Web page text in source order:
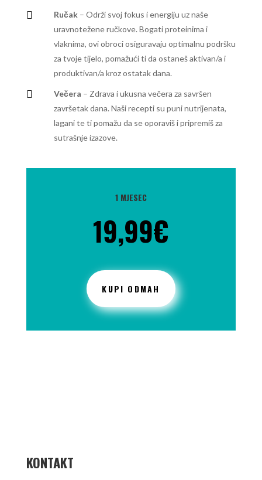
 Ručak– Održi svoj fokus i energiju uz naše
uravnotežene ručkove. Bogati proteinima i
vlaknima, ovi obroci osiguravaju optimalnu podršku
za tvoje tijelo, pomažući ti da ostaneš aktivan/a i
produktivan/a kroz ostatak dana.
 Večera – Zdrava i ukusna večera za savršen
završetak dana. Naši recepti su puni nutrijenata,
lagani te ti pomažu da se oporaviš i pripremiš za
sutrašnje izazove.
1 MJESEC
19,99€
KUPI ODMAH
KONTAKT